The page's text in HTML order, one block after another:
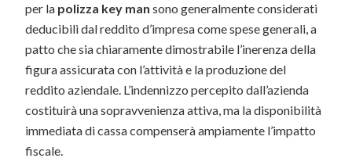
per la polizza key man sono generalmente considerati
deducibili dal reddito d’impresa come spese generali, a
patto che sia chiaramente dimostrabile l’inerenza della
figura assicurata con l’attività e la produzione del
reddito aziendale. L’indennizzo percepito dall’azienda
costituirà una sopravvenienza attiva, ma la disponibilità
immediata di cassa compenserà ampiamente l’impatto
fiscale.